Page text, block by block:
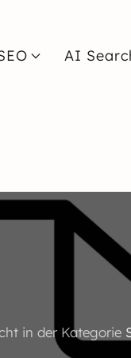
AI
in der Kategorie